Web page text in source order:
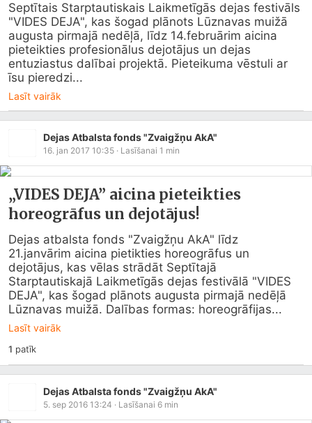
Septītais Starptautiskais Laikmetīgās dejas festivāls
"VIDES DEJA", kas šogad plānots Lūznavas muižā
augusta pirmajā nedēļā, līdz 14.februārim aicina
pieteikties profesionālus dejotājus un dejas
entuziastus dalībai projektā. Pieteikuma vēstuli ar
īsu pieredzi...
Lasīt vairāk
Dejas Atbalsta fonds "Zvaigžņu AkA"
16. jan 2017 10:35 · Lasīšanai 1 min
„VIDES DEJA” aicina pieteikties
horeogrāfus un dejotājus!
Dejas atbalsta fonds "Zvaigžņu AkA" līdz
21.janvārim aicina pietikties horeogrāfus un
dejotājus, kas vēlas strādāt Septītajā
Starptautiskajā Laikmetīgās dejas festivālā "VIDES
DEJA", kas šogad plānots augusta pirmajā nedēļā
Lūznavas muižā. Dalības formas: horeogrāfijas...
Lasīt vairāk
1 patīk
Dejas Atbalsta fonds "Zvaigžņu AkA"
5. sep 2016 13:24 · Lasīšanai 6 min